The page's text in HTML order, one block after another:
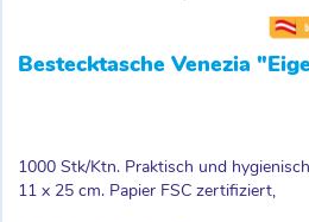
Bestecktasche Venezia
1000 Stk/Ktn. Praktisch und
11 x 25 cm. Papier FSC zertifiziert,